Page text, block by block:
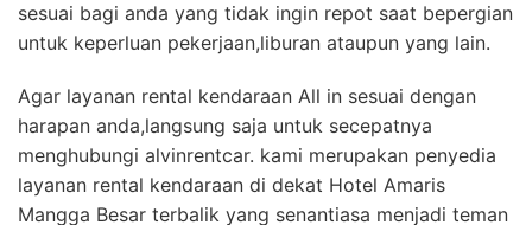
sesuai bagi anda yang tidak ingin repot saat bepergian
untuk keperluan pekerjaan,liburan ataupun yang lain.
Agar layanan rental kendaraan All in sesuai dengan
harapan anda,langsung saja untuk secepatnya
menghubungi alvinrentcar. kami merupakan penyedia
layanan rental kendaraan di dekat Hotel Amaris
Mangga Besar terbalik yang senantiasa menjadi teman